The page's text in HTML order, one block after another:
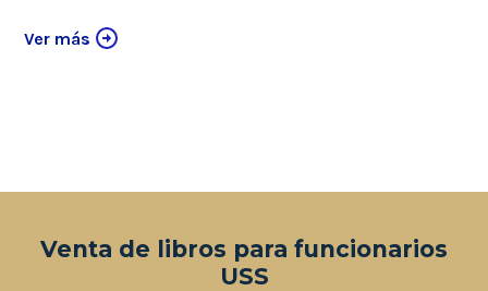
Ver más
Venta de libros para funcionarios
USS